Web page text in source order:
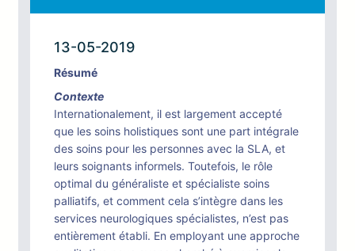
13-05-2019
Résumé
Contexte
Internationalement, il est largement accepté
que les soins holistiques sont une part intégrale
des soins pour les personnes avec la SLA, et
leurs soignants informels. Toutefois, le rôle
optimal du généraliste et spécialiste soins
palliatifs, et comment cela s’intègre dans les
services neurologiques spécialistes, n’est pas
entièrement établi. En employant une approche